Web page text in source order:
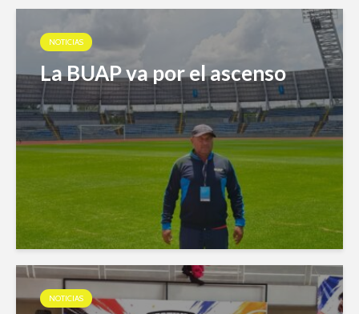
NOTICIAS
La BUAP va por el ascenso
NOTICIAS